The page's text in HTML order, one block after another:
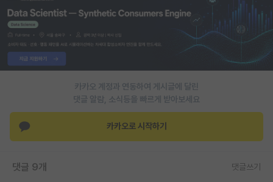
커리어
유학교육
이벤트
카카오 계정과 연동하여 게시글에 달린
댓글 알람, 소식등을 빠르게 받아보세요
카카오로 시작하기
댓글 9개 댓글쓰기